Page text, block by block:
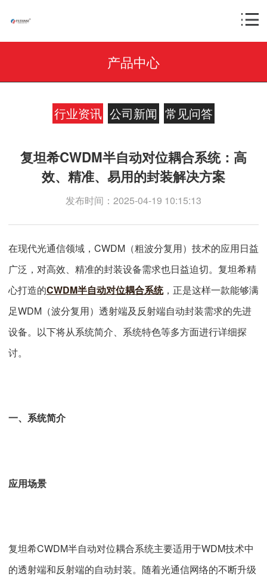
产品中心
行业资讯 公司新闻 常见问答
复坦希CWDM半自动对位耦合系统：高
效、精准、易用的封装解决方案
发布时间：2025-04-19 10:15:13
在现代光通信领域，CWDM（粗波分复用）技术的应用日益
广泛，对高效、精准的封装设备需求也日益迫切。复坦希精
心打造的CWDM半自动对位耦合系统，正是这样一款能够满
足WDM（波分复用）透射端及反射端自动封装需求的先进
设备。以下将从系统简介、系统特色等多方面进行详细探
讨。
一、系统简介
应用场景
复坦希CWDM半自动对位耦合系统主要适用于WDM技术中
的透射端和反射端的自动封装。随着光通信网络的不断升级